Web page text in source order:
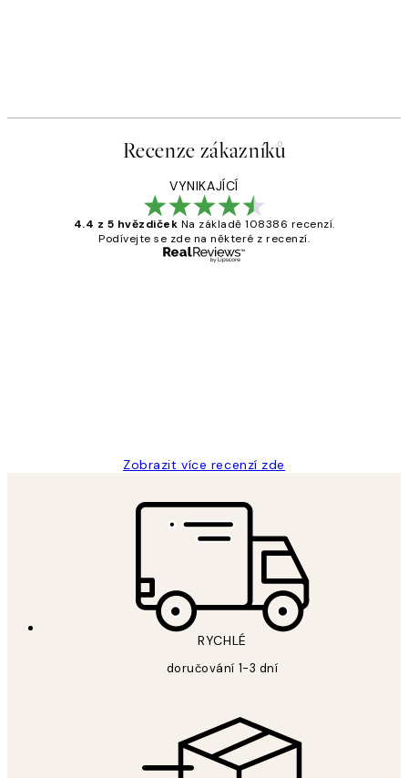
Recenze zákazníků
VYNIKAJÍCÍ
4.4 z 5 hvězdiček Na základě 108386 recenzí.
Podívejte se zde na některé z recenzí.
Zobrazit více recenzí zde
RYCHLÉ
doručování 1-3 dní